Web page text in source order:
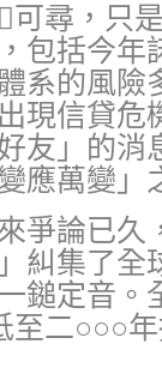
尋，只
包括今年
系的風險
現信貸危
友」的消
應萬變」
爭論已久
糾集了全
鎚定音。
至二○○○